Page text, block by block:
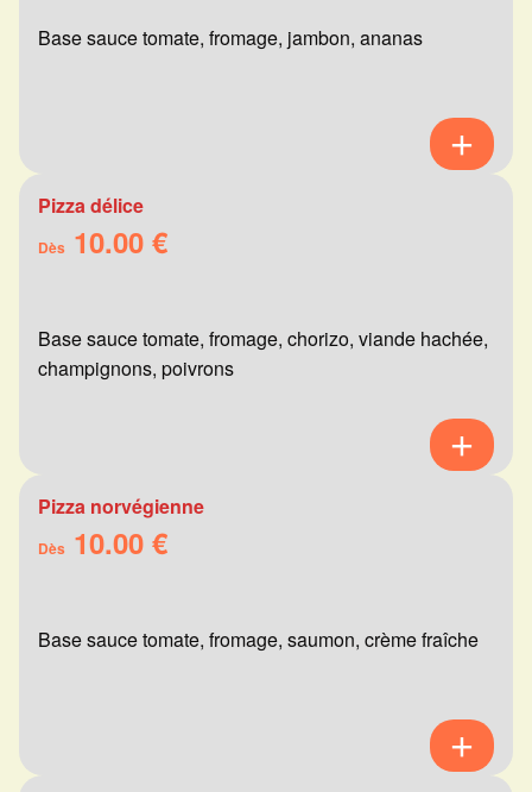
Base sauce tomate, fromage, jambon, ananas
Pizza délice
Dès 10.00 €
Base sauce tomate, fromage, chorizo, viande hachée,
champignons, poivrons
Pizza norvégienne
Dès 10.00 €
Base sauce tomate, fromage, saumon, crème fraîche